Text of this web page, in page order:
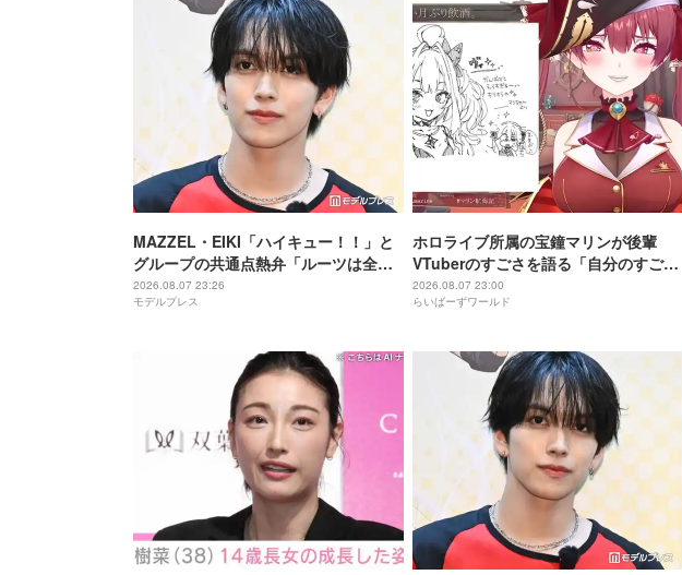
MAZZEL・EIKI「ハイキュー！！」と
グループの共通点熱弁「ルーツは全然
違うんですけど」
2026.08.07 23:26
モデルプレス
ホロライブ所属の宝鐘マリンが後輩
VTuberのすごさを語る「自分のすごさ
に気づいてない」
2026.08.07 23:00
らいばーずワールド